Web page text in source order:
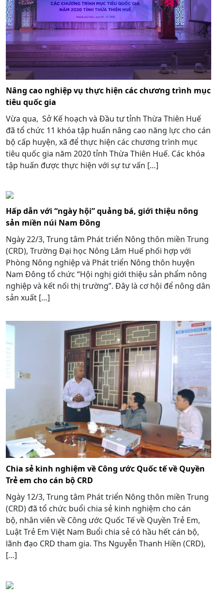
Nâng cao nghiệp vụ thực hiện các chương trình mục
tiêu quốc gia
Vừa qua, Sở Kế hoạch và Đầu tư tỉnh Thừa Thiên Huế
đã tổ chức 11 khóa tập huấn nâng cao năng lực cho cán
bộ cấp huyện, xã để thực hiện các chương trình mục
tiêu quốc gia năm 2020 tỉnh Thừa Thiên Huế. Các khóa
tập huấn được thực hiện với sự tư vấn […]
Hấp dẫn với “ngày hội” quảng bá, giới thiệu nông
sản miền núi Nam Đông
Ngày 22/3, Trung tâm Phát triển Nông thôn miền Trung
(CRD), Trường Đại học Nông Lâm Huế phối hợp với
Phòng Nông nghiệp và Phát triển Nông thôn huyện
Nam Đông tổ chức “Hội nghị giới thiệu sản phẩm nông
nghiệp và kết nối thị trường”. Đây là cơ hội để nông dân
sản xuất […]
Chia sẻ kinh nghiệm về Công ước Quốc tế về Quyền
Trẻ em cho cán bộ CRD
Ngày 12/3, Trung tâm Phát triển Nông thôn miền Trung
(CRD) đã tổ chức buổi chia sẻ kinh nghiệm cho cán
bộ, nhân viên về Công ước Quốc Tế về Quyền Trẻ Em,
Luật Trẻ Em Việt Nam Buổi chia sẻ có hầu hết cán bộ,
lãnh đạo CRD tham gia. Ths Nguyễn Thanh Hiền (CRD),
[…]